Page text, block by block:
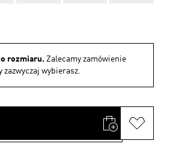
rozmiaru. Zalecamy zamówienie
wybierasz.